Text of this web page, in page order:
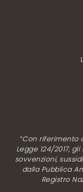
“Con riferimento
Legge 124/2017,
sovvenzioni,
dalla Pubblica
Registro